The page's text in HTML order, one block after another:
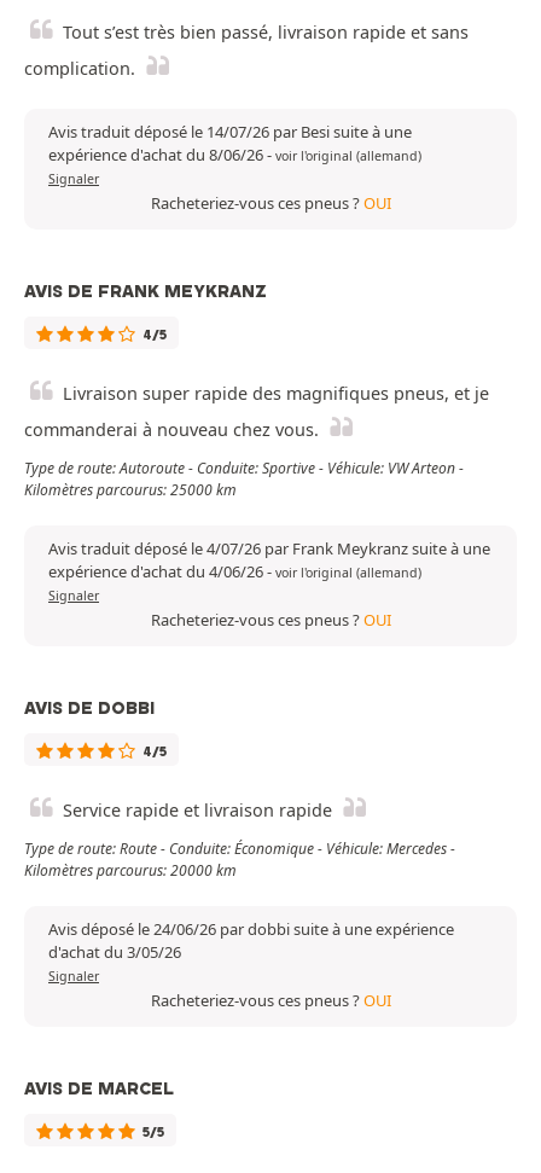
Tout s’est très bien passé, livraison rapide et sans
complication.
Avis traduit déposé le 14/07/26 par Besi suite à une
expérience d'achat du 8/06/26- voir l'original (allemand)
Signaler
Racheteriez-vous ces pneus ?OUI
AVIS DE FRANK MEYKRANZ
4/5
Livraison super rapide des magnifiques pneus, et je
commanderai à nouveau chez vous.
Type de route: Autoroute - Conduite: Sportive - Véhicule: VW Arteon -
Kilomètres parcourus: 25000 km
Avis traduit déposé le 4/07/26 par Frank Meykranz suite à une
expérience d'achat du 4/06/26- voir l'original (allemand)
Signaler
Racheteriez-vous ces pneus ?OUI
AVIS DE DOBBI
4/5
Service rapide et livraison rapide
Type de route: Route - Conduite: Économique - Véhicule: Mercedes -
Kilomètres parcourus: 20000 km
Avis déposé le 24/06/26 par dobbi suite à une expérience
d'achat du 3/05/26
Signaler
Racheteriez-vous ces pneus ?OUI
AVIS DE MARCEL
5/5